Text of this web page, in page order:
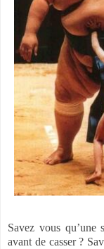
Savez vous
avant de casser ?